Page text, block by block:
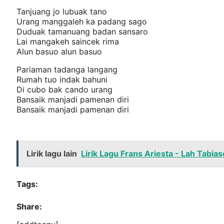
Tanjuang jo lubuak tano
Urang manggaleh ka padang sago
Duduak tamanuang badan sansaro
Lai mangakeh saincek rima
Alun basuo alun basuo
Pariaman tadanga langang
Rumah tuo indak bahuni
Di cubo bak cando urang
Bansaik manjadi pamenan diri
Bansaik manjadi pamenan diri
Lirik lagu lain Lirik Lagu Frans Ariesta - Lah
Tags:
Share: